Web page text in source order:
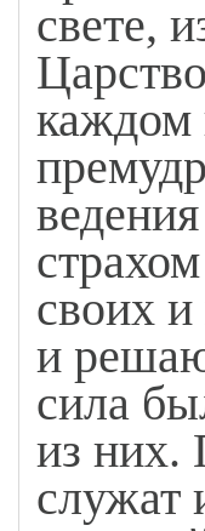
свете,
каждом
своих
и
сила
из них.
служат